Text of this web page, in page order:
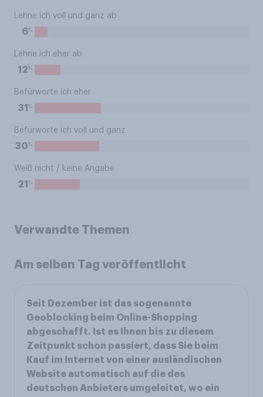
Lehne ich voll und ganz ab
6%
Lehne ich eher ab
12%
Befürworte ich eher
31 %
Befürworte ich voll und ganz
30%
Weiß nicht / keine Angabe
21 %
Verwandte Themen
Am selben Tag veröffentlicht
Seit Dezember ist das sogenannte
Geoblocking beim Online-Shopping
abgeschafft. Ist es Ihnen bis zu diesem
Zeitpunkt schon passiert, dass Sie beim
Kauf im Internet von einer ausländischen
Website automatisch auf die des
deutschen Anbieters umgeleitet, wo ein